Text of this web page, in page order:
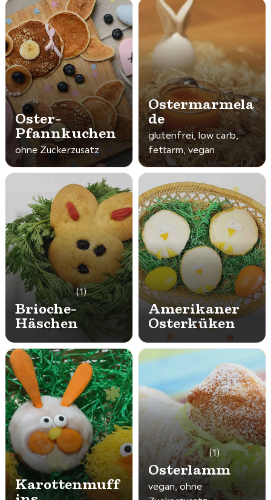
Oster-
Pfannkuchen
ohne Zuckerzusatz
Ostermarmela
de
glutenfrei, low carb,
fettarm, vegan
(1)
Brioche-
Häschen
Amerikaner
Osterküken
Karottenmuff
(1)
Osterlamm
vegan, ohne